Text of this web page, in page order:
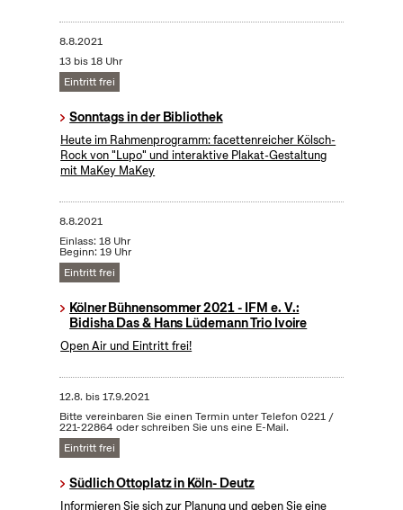
8.8.2021
13 bis 18 Uhr
Eintritt frei
Sonntags in der Bibliothek
Heute im Rahmenprogramm: facettenreicher Kölsch-
Rock von "Lupo" und interaktive Plakat-Gestaltung
mit MaKey MaKey
8.8.2021
Einlass: 18 Uhr
Beginn: 19 Uhr
Eintritt frei
Kölner Bühnensommer 2021 - IFM e. V.:
Bidisha Das & Hans Lüdemann Trio Ivoire
Open Air und Eintritt frei!
12.8. bis17.9.2021
Bitte vereinbaren Sie einen Termin unter Telefon 0221 /
221-22864 oder schreiben Sie uns eine E-Mail.
Eintritt frei
Südlich Ottoplatz in Köln- Deutz
Informieren Sie sich zur Planung und geben Sie eine